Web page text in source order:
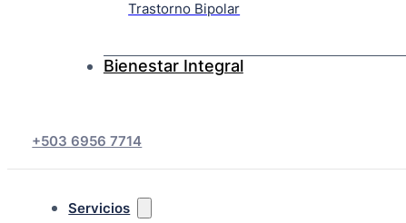
Trastorno Bipolar
Bienestar Integral
+503 6956 7714
Servicios